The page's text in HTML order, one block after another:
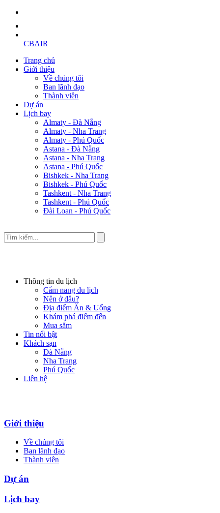
CBAIR
Trang chủ
Giới thiệu
Về chúng tôi
Ban lãnh đạo
Thành viên
Dự án
Lịch bay
Almaty - Đà Nẵng
Almaty - Nha Trang
Almaty - Phú Quốc
Astana - Đà Nẵng
Astana - Nha Trang
Astana - Phú Quốc
Bishkek - Nha Trang
Bishkek - Phú Quốc
Tashkent - Nha Trang
Tashkent - Phú Quốc
Đài Loan - Phú Quốc
Thông tin du lịch
Cẩm nang du lịch
Nên ở đâu?
Địa điểm Ăn & Uống
Khám phá điểm đến
Mua sắm
Tin nổi bật
Khách sạn
Đà Nẵng
Nha Trang
Phú Quốc
Liên hệ
Giới thiệu
Về chúng tôi
Ban lãnh đạo
Thành viên
Dự án
Lịch bay